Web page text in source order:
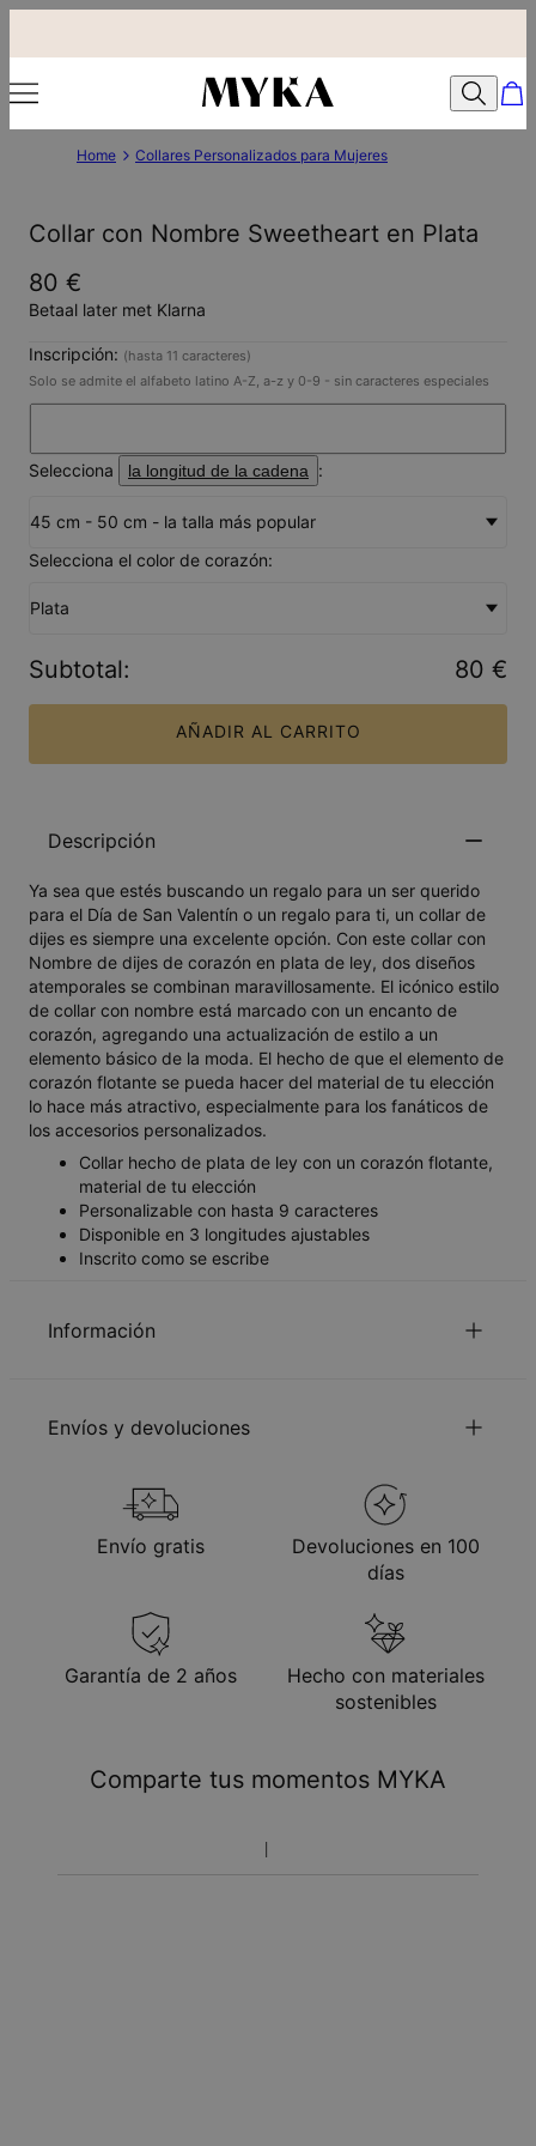
Home Collares Personalizados para Mujeres
Collar con Nombre Sweetheart en Plata
80 €
Betaal later met Klarna
Inscripción: (hasta 11 caracteres)
Solo se admite el alfabeto latino A-Z, a-z y 0-9 - sin caracteres especiales
Selecciona la longitud de la cadena :
45 cm - 50 cm - la talla más popular
Selecciona el color de corazón:
Plata
Subtotal: 80 €
AÑADIR AL CARRITO
Descripción
Ya sea que estés buscando un regalo para un ser querido
para el Día de San Valentín o un regalo para ti, un collar de
dijes es siempre una excelente opción. Con este collar con
Nombre de dijes de corazón en plata de ley, dos diseños
atemporales se combinan maravillosamente. El icónico estilo
de collar con nombre está marcado con un encanto de
corazón, agregando una actualización de estilo a un
elemento básico de la moda. El hecho de que el elemento de
corazón flotante se pueda hacer del material de tu elección
lo hace más atractivo, especialmente para los fanáticos de
los accesorios personalizados.
Collar hecho de plata de ley con un corazón flotante,
material de tu elección
Personalizable con hasta 9 caracteres
Disponible en 3 longitudes ajustables
Inscrito como se escribe
Información
Tipo de cadena
Cadena Cable
Medidas de los
colgantes
13.5mm x 32.94mm, Corazón: 7mm
Hipoalergénico
Sin níquel
Envíos y devoluciones
Fecha estimada de entrega
Recíbelo antes de
Recíbelo antes de
ago.
Toma en cuenta que el tiempo de envío incluye tiempo
de producción.
Envío gratis
Devoluciones en 100
días
Garantía de 2 años
Hecho con materiales
sostenibles
Comparte tus momentos MYKA